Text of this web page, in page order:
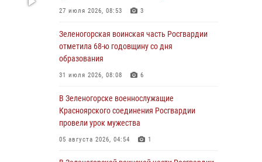
В Красноярске сотрудники Росгвардии
супермаркета
04 августа 2026, 06:50
Военнослужащие Красноярского соединения
с тонкостями РХБ защиты
03 августа 2026, 13:12 2
В Железногорске военнослужащие
отметили день образования подразделения
27 июля 2026, 08:53 3
Зеленогорская воинская часть Росгвардии
отметила 68-ю годовщину со дня
образования
31 июля 2026, 08:08 6
В Зеленогорске военнослужащие
Красноярского соединения Росгвардии
провели урок мужества
05 августа 2026, 04:54 1